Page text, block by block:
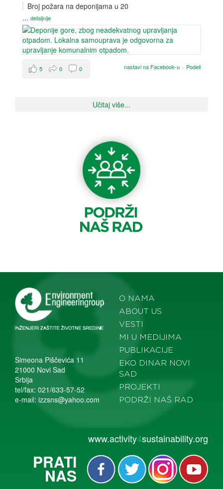
Broj požara na deponijama u 20
... detaljnije
nastavi na Facebook-u · Podeli
5 0 0
Učitaj više...
Simeona Piščevića 11
21000 Novi Sad
Srbija
tel/fax: 021/633-57-52
e-mail: izzsns@yahoo.com
O NAMA
ABOUT US
VESTI
MI U MEDIJIMA
PUBLIKACIJE
EKO DINAR NOVI
SAD
PROJEKTI
PODRŽI NAŠ RAD
www.activity4sustainability.org
PRATI
NAS